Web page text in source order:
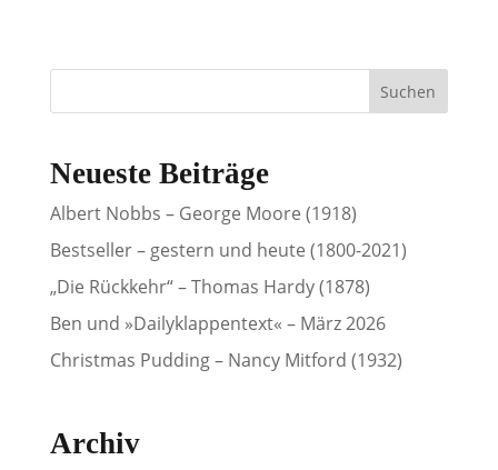
Neueste Beiträge
Albert Nobbs – George Moore (1918)
Bestseller – gestern und heute (1800-2021)
„Die Rückkehr“ – Thomas Hardy (1878)
Ben und »Dailyklappentext« – März 2026
Christmas Pudding – Nancy Mitford (1932)
Archiv